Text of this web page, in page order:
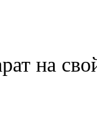
на